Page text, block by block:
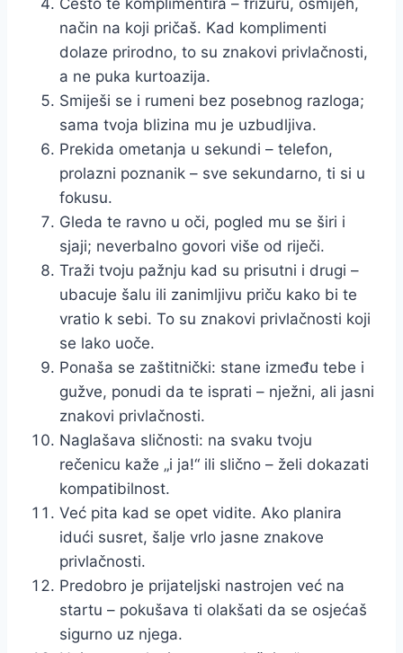
Često te komplimentira – frizuru, osmijeh,
način na koji pričaš. Kad komplimenti
dolaze prirodno, to su znakovi privlačnosti,
a ne puka kurtoazija.
Smiješi se i rumeni bez posebnog razloga;
sama tvoja blizina mu je uzbudljiva.
Prekida ometanja u sekundi – telefon,
prolazni poznanik – sve sekundarno, ti si u
fokusu.
Gleda te ravno u oči, pogled mu se širi i
sjaji; neverbalno govori više od riječi.
Traži tvoju pažnju kad su prisutni i drugi –
ubacuje šalu ili zanimljivu priču kako bi te
vratio k sebi. To su znakovi privlačnosti koji
se lako uoče.
Ponaša se zaštitnički: stane između tebe i
gužve, ponudi da te isprati – nježni, ali jasni
znakovi privlačnosti.
Naglašava sličnosti: na svaku tvoju
rečenicu kaže „i ja!“ ili slično – želi dokazati
kompatibilnost.
Već pita kad se opet vidite. Ako planira
idući susret, šalje vrlo jasne znakove
privlačnosti.
Predobro je prijateljski nastrojen već na
startu – pokušava ti olakšati da se osjećaš
sigurno uz njega.